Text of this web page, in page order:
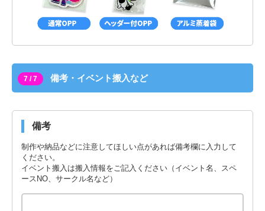
7 / 7 備考・イベント搬入など
備考
制作や納品などに注意してほしい点があれば備考欄に入力して
ください。
イベント搬入は搬入情報をご記入ください（イベント名、スペ
ースNO、サークル名など）